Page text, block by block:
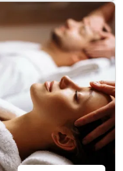
der Halbpension
Zirbenstube
Sauna